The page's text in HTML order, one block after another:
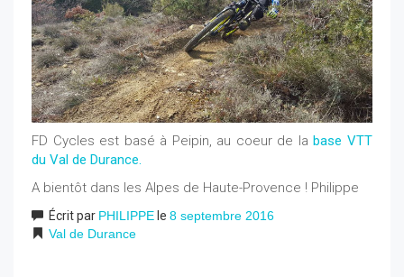
FD Cycles est basé à Peipin, au coeur de labase VTT
du Val de Durance.
A bientôt dans les Alpes de Haute-Provence ! Philippe
Écrit par PHILIPPE le 8 septembre 2016
Val de Durance